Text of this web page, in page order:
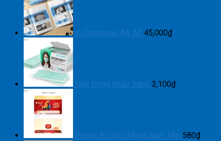
In Catalogue A4, A5 45,000₫
Hộp Đựng Khẩu Trang 2,100₫
Phong Bì Chúc Mừng Năm Mới 580₫